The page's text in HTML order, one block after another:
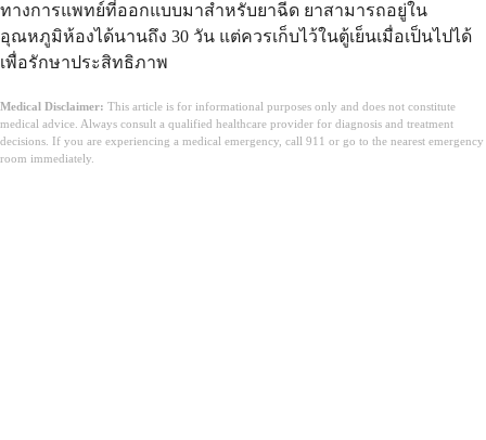
ทางการแพทย์ที่ออกแบบมาสำหรับยาฉีด ยาสามารถอยู่ใน
อุณหภูมิห้องได้นานถึง 30 วัน แต่ควรเก็บไว้ในตู้เย็นเมื่อเป็นไปได้
เพื่อรักษาประสิทธิภาพ
Medical Disclaimer: This article is for informational purposes only and does not constitute
medical advice. Always consult a qualified healthcare provider for diagnosis and treatment
decisions. If you are experiencing a medical emergency, call 911 or go to the nearest emergency
room immediately.